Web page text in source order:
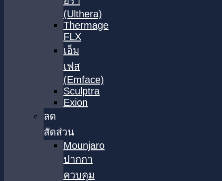
(Ulthera)
Thermage
FLX
เอ็ม
เฟส
(Emface)
Sculptra
Exion
ลด
สัดส่วน
Mounjaro
ปากกา
ควบคุม